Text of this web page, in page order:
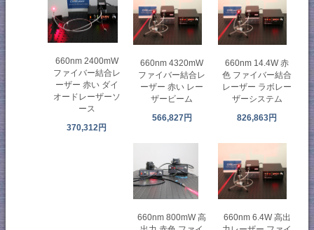
660nm 2400mW
ファイバー結合レ
ーザー 赤い ダイ
オードレーザーソ
ース
370,312円
660nm 4320mW
ファイバー結合レ
ーザー 赤い レー
ザービーム
566,827円
660nm 14.4W 赤
色 ファイバー結合
レーザー ラボレー
ザーシステム
826,863円
660nm 800mW 高
660nm 6.4W 高出